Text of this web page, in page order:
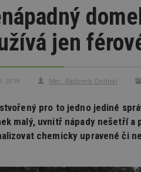
jen
2019 Mgr. Radomír Dohnal
pro to jedno jediné
malý, uvnitř nápady nešetří
chemicky upravené či